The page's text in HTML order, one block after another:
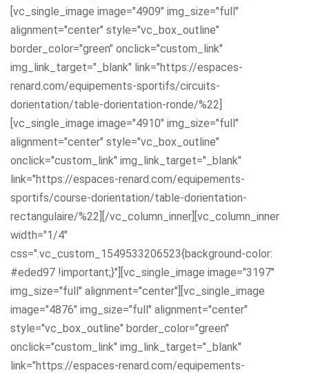
[vc_single_image image="4909" img_size="full"
alignment="center" style="vc_box_outline"
border_color="green" onclick="custom_link"
img_link_target="_blank" link="https://espaces-
renard.com/equipements-sportifs/circuits-
dorientation/table-dorientation-ronde/%22]
[vc_single_image image="4910" img_size="full"
alignment="center" style="vc_box_outline"
onclick="custom_link" img_link_target="_blank"
link="https://espaces-renard.com/equipements-
sportifs/course-dorientation/table-dorientation-
rectangulaire/%22][/vc_column_inner][vc_column_inner
width="1/4"
css=".vc_custom_1549533206523{background-color:
#eded97 !important;}"][vc_single_image image="3197"
img_size="full" alignment="center"][vc_single_image
image="4876" img_size="full" alignment="center"
style="vc_box_outline" border_color="green"
onclick="custom_link" img_link_target="_blank"
link="https://espaces-renard.com/equipements-